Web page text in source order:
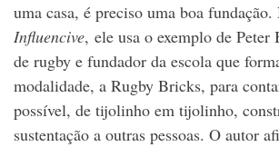
uma casa, é preciso uma boa fundação.
Influencive, ele usa o exemplo de Peter
de rugby e fundador da escola que
modalidade, a Rugby Bricks, para
possível, de tijolinho em tijolinho,
sustentação a outras pessoas. O autor